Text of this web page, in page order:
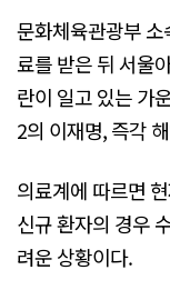
문화체육관광부
료를 받은 뒤 서울
란이 일고 있는 가
2의 이재명, 즉각
의료계에 따르면
신규 환자의 경우
려운 상황이다.